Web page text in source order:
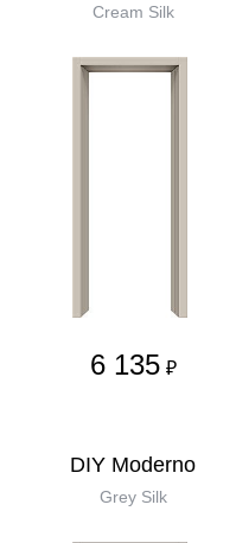
Cream Silk
6 135 ₽
DIY Moderno
Grey Silk